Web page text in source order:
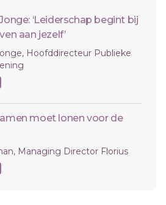
‘Leiderschap begint bij
aan jezelf’
Hoofddirecteur Publieke
moet lonen voor de
Managing Director Florius